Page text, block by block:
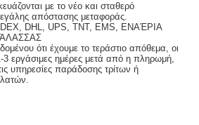
με το νέο και σταθερό
απόστασης μεταφοράς.
DHL, UPS, TNT, EMS, ΕΝΑΈΡΙΑ
ότι έχουμε το τεράστιο απόθεμα, οι
3 εργάσιμες ημέρες μετά από η πληρωμή,
υπηρεσίες παράδοσης τρίτων ή